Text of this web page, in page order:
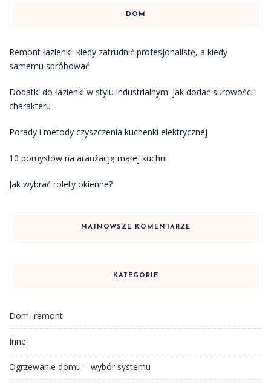
DOM
Remont łazienki: kiedy zatrudnić profesjonalistę, a kiedy
samemu spróbować
Dodatki do łazienki w stylu industrialnym: jak dodać surowości i
charakteru
Porady i metody czyszczenia kuchenki elektrycznej
10 pomysłów na aranżację małej kuchni
Jak wybrać rolety okienne?
NAJNOWSZE KOMENTARZE
KATEGORIE
Dom, remont
Inne
Ogrzewanie domu – wybór systemu